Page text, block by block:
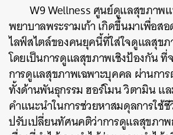
W9 Wellness ศูนย์ดูแลสุขภาพ
พยาบาลพระรามเก้า เกิดขึ้นมาเพื่อส
ไลฟ์สไตล์ของคนยุคนี้ที่ใส่ใจดูแลสุข
โดยเป็นการดูแลสุขภาพเชิงป้องกัน
การดูแลสุขภาพเฉพาะบุคคล ผ่านกา
ทั้งด้านพันธุกรรม ฮอร์โมน วิตามิน แ
คำแนะนำในการช่วยหาสมดุลการใช้
ปรับเปลี่ยนทัศนคติว่าการดูแลสุขภาพ